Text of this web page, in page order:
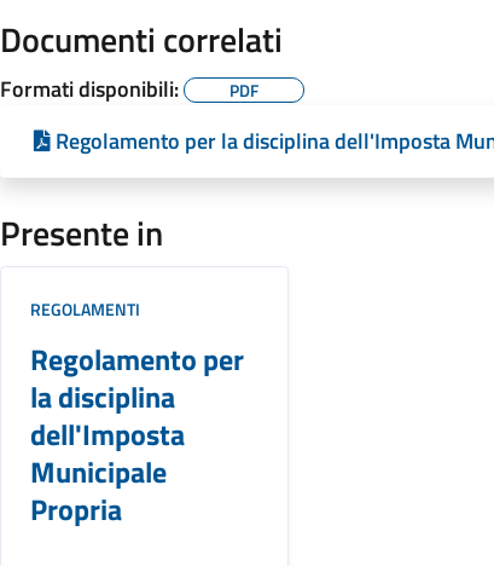
Documenti correlati
Formati disponibili: PDF
Regolamento per la disciplina dell'Imposta
Presente in
REGOLAMENTI
Regolamento per
la disciplina
dell'Imposta
Municipale
Propria